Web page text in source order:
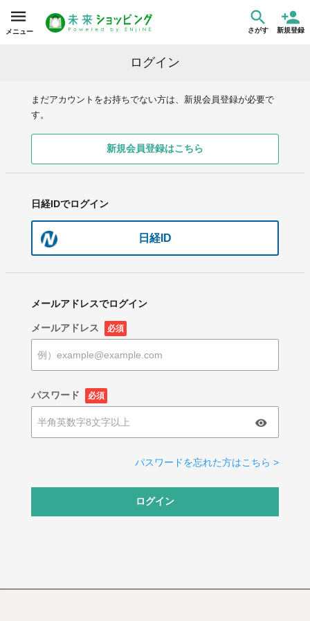
メニュー さがす 新規登録
ログイン
まだアカウントをお持ちでない方は、新規会員登録が必要で
す。
新規会員登録はこちら
日経IDでログイン
日経ID
メールアドレスでログイン
メールアドレス 必須
パスワード 必須
パスワードを忘れた方はこちら >
ログイン